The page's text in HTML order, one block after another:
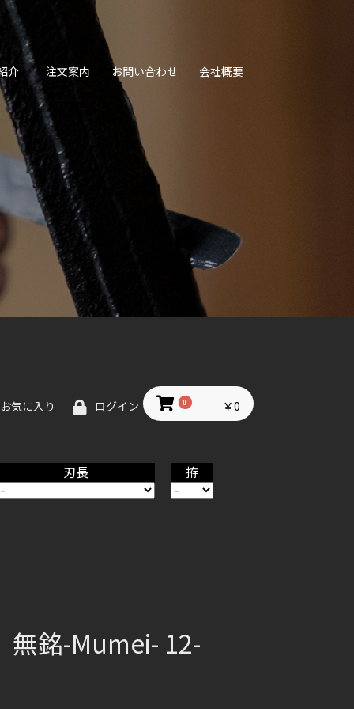
介 注文案内 お問い合わせ 会社概要
お気に入り ログイン 0 ￥0
刃長 拵
銘-Mumei- 12-